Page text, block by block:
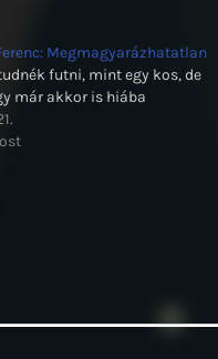
Megmagyarázhatatlan
futni, mint egy kos, de
már akkor is hiába